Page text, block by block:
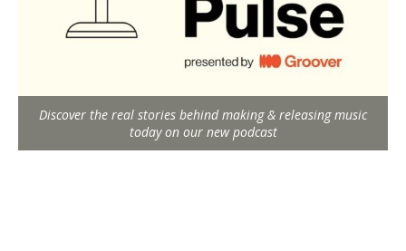
Discover the real stories behind making & releasing music
today on our new podcast